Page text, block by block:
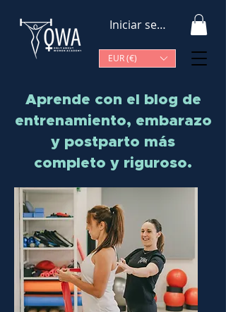
EUR (€)
Iniciar sesión
Aprende con el blog de
entrenamiento, embarazo
y postparto más
completo y riguroso.